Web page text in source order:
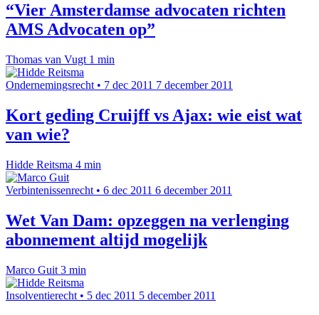
“Vier Amsterdamse advocaten richten
AMS Advocaten op”
Thomas van Vugt 1 min
Ondernemingsrecht • 7 dec 2011 7 december 2011
Kort geding Cruijff vs Ajax: wie eist wat
van wie?
Hidde Reitsma 4 min
Verbintenissenrecht • 6 dec 2011 6 december 2011
Wet Van Dam: opzeggen na verlenging
abonnement altijd mogelijk
Marco Guit 3 min
Insolventierecht • 5 dec 2011 5 december 2011